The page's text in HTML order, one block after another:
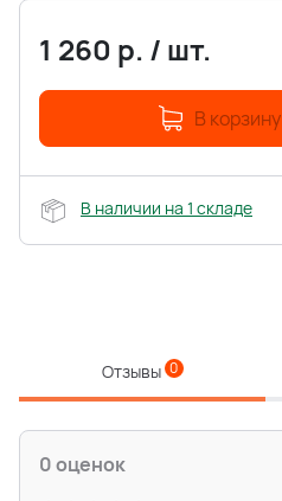
1 260 р. / шт.
В корзину
В наличии на 1 складе
Отзывы 0
0 оценок